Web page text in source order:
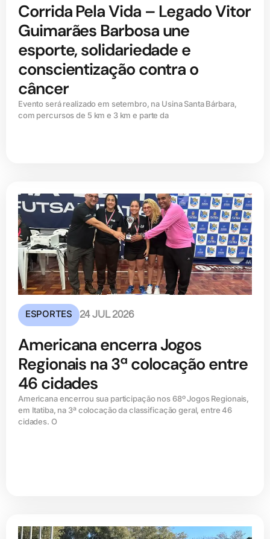
Corrida Pela Vida – Legado Vitor
Guimarães Barbosa une
esporte, solidariedade e
conscientização contra o
câncer
Evento será realizado em setembro, na Usina Santa Bárbara,
com percursos de 5 km e 3 km e parte da
ESPORTES 24 JUL 2026
Americana encerra Jogos
Regionais na 3ª colocação entre
46 cidades
Americana encerrou sua participação nos 68º Jogos Regionais,
em Itatiba, na 3ª colocação da classificação geral, entre 46
cidades. O